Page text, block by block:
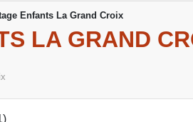
Enfants La Grand Croix
LA GRAND